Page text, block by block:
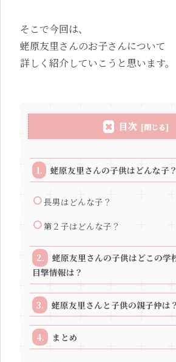
そこで今回は、
蛯原友里さんのお子さんについて
詳しく紹介していこうと思います。
目次
蛯原友里さんの子供はどんな子？
長男はどんな子？
第２子はどんな子？
蛯原友里さんの子供はどこの学
目撃情報は？
蛯原友里さんと子供の親子仲は？
まとめ